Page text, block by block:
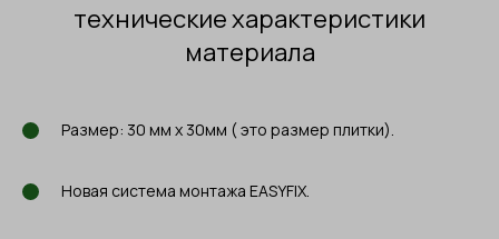
технические характеристики
материала
Размер: 30 мм х 30мм ( это размер плитки).
Новая система монтажа EASYFIX.